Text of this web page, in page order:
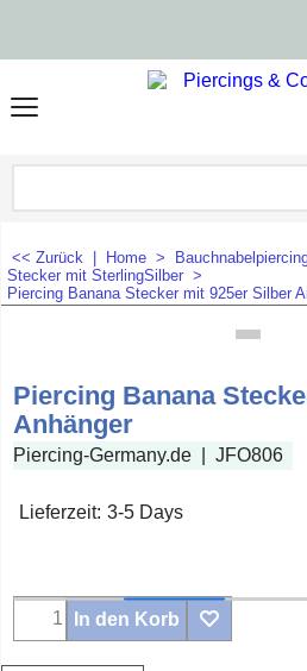
<< Zurück Home >
Stecker mit SterlingSilber >
Piercing Banana Stecker mit 925er Silber
Piercing Banana
Anhänger
Piercing-Germany.de JFO806
Lieferzeit: 3-5 Days
In den Korb